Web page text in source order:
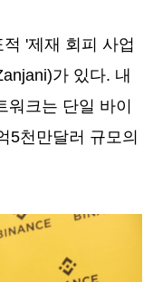
'제재 회피 사업
가 있다. 내
크는 단일 바이
5천만달러 규모의